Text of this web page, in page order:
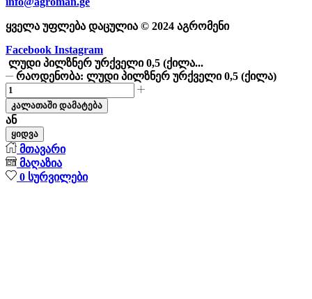
ყველა უფლება დაცულია © 2024 აგრომენი
Facebook Instagram
ლუდი პილზნერ ურქველი 0,5 (ქილა...
რაოდენობა: ლუდი პილზნერ ურქველი 0,5 (ქილა)
კალათაში დამატება
ან
ყიდვა
მთავარი
მაღაზია
0 სურვილები